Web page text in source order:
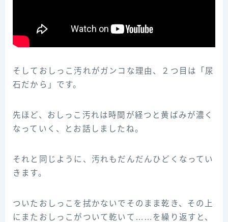
そしておしっこ汚れがガンコな理由、２つ目は「尿
石だから」です。
先ほど、おしっこ汚れは時間が経つと黄ばみが濃く
なっていく、とお話しましたね。
それと同じように、汚れもだんだんひどくなってい
きます。
ついたおしっこを拭かないでそのまま乾き、その上
にまたおしっこがついて乾いて……を繰り返すと、